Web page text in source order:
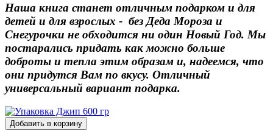
Наша книга станет отличным подарком и для
детей и для взрослых - без Деда Мороза и
Снегурочки не обходится ни один Новый Год. Мы
постарались придать как можно больше
доброты и тепла этим образам и, надеемся, что
они придутся Вам по вкусу. Отличный
универсальный вариант подарка.
Добавить в корзину